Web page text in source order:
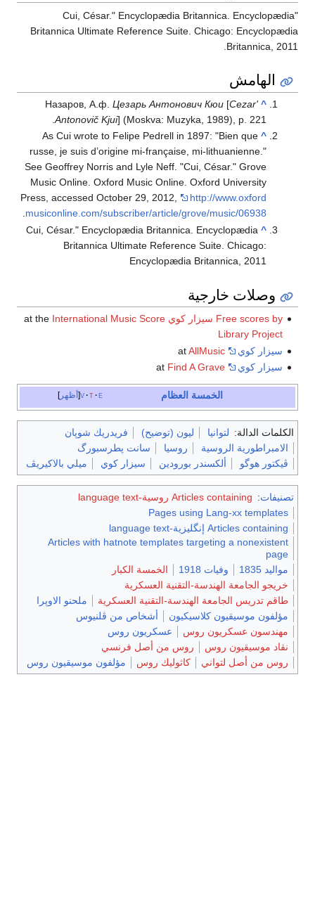
"Cui, César." Encyclopædia Britannica. Encyclopædia
Britannica Ultimate Reference Suite. Chicago: Encyclopædia
Britannica, 2011.
الهامش
^
Назаров, А.ф.Цезарь Антонович Кюи [Cezar'
Antonovič Kjui] (Moskva: Muzyka, 1989), p. 221.
^
As Cui wrote to Felipe Pedrell in 1897: "Bien que
russe, je suis d’origine mi-française, mi-lithuanienne."
See Geoffrey Norris and Lyle Neff. "Cui, César." Grove
Music Online. Oxford Music Online. Oxford University
Press, accessed October 29, 2012,
http://www.oxford
musiconline.com/subscriber/article/grove/music/06938
.
^
Cui, César." Encyclopædia Britannica. Encyclopædia
Britannica Ultimate Reference Suite. Chicago:
Encyclopædia Britannica, 2011
وصلات خارجية
Free scores by سيزار كوي at the
International Music Score
Library Project
سيزار كوي
at
AllMusic
سيزار كوي
at
Find A Grave
أظهر v t e الخمسة العظام
الكلمات الدالة: لتوانيا ليون (توضيح)
فريدريك شوپان
الامبراطورية الروسية
روسيا
سانت پطرسبورگ
ڤيكتور هوگو
ألكسندر بورودين سيزار كوي ميلي بالاكيريڤ
تصنيفات: Articles containing روسية-language text
Pages using Lang-xx templates
Articles containing إنگليزية-language text
Articles with hatnote templates targeting a nonexistent
page
مواليد 1835
وفيات 1918
الخمسة الكبار
خريجو الجامعة الهندسة-التقنية العسكرية
طاقم تدريس الجامعة الهندسة-التقنية العسكرية
ملحنو الاوپرا
مؤلفون موسيقيون كلاسيكيون
أشخاص من ڤلنيوس
مهندسون عسكريون روس
عسكريون روس
نقاد موسيقيون روس
روس من أصل فرنسي
روس من أصل لتواني
كاثوليك روس مؤلفون موسيقيون روس